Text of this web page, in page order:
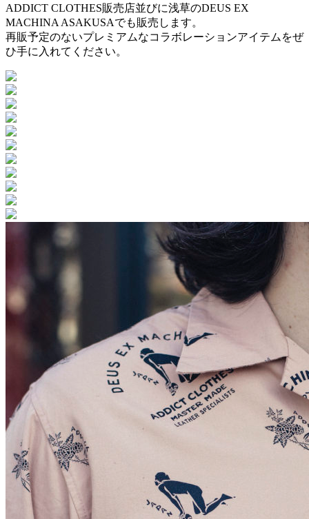
ADDICT CLOTHES販売店並びに浅草のDEUS EX
MACHINA ASAKUSAでも販売します。
再販予定のないプレミアムなコラボレーションアイテムをぜ
ひ手に入れてください。